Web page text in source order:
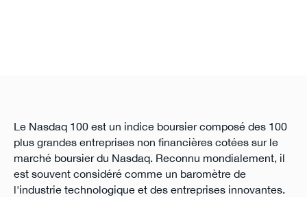
Le Nasdaq 100 est un indice boursier composé des 100
plus grandes entreprises non financières cotées sur le
marché boursier du Nasdaq. Reconnu mondialement, il
est souvent considéré comme un baromètre de
l'industrie technologique et des entreprises innovantes.